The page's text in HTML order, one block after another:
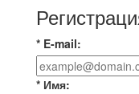
* E-mail:
* Имя: